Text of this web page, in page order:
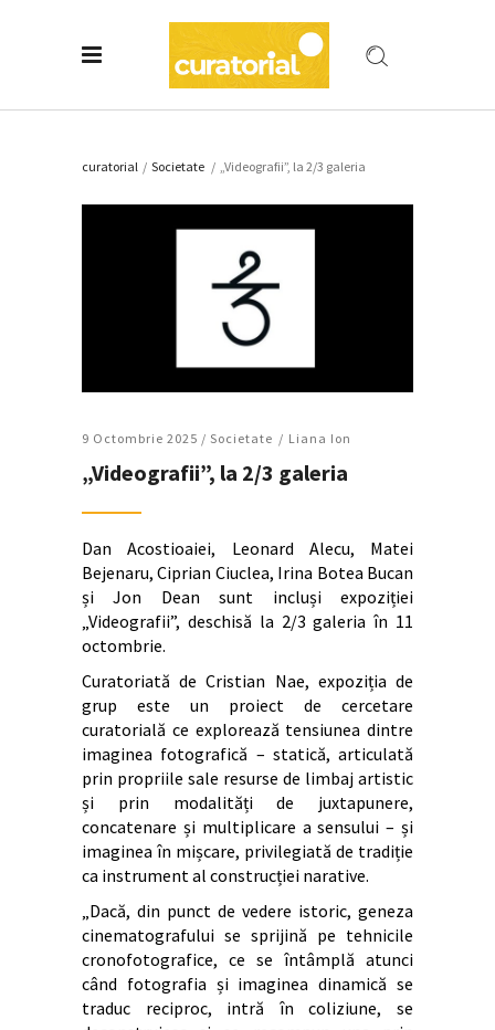
curatorial / Societate / „Videografii”, la 2/3 galeria
9 Octombrie 2025 / Societate Liana Ion
„Videografii”, la 2/3 galeria
Dan Acostioaiei, Leonard Alecu, Matei
Bejenaru, Ciprian Ciuclea, Irina Botea Bucan
și Jon Dean sunt incluși expoziției
„Videografii”, deschisă la 2/3 galeria în 11
octombrie.
Curatoriată de Cristian Nae, expoziția de
grup este un proiect de cercetare
curatorială ce explorează tensiunea dintre
imaginea fotografică – statică, articulată
prin propriile sale resurse de limbaj artistic
și prin modalități de juxtapunere,
concatenare și multiplicare a sensului – și
imaginea în mișcare, privilegiată de tradiție
ca instrument al construcției narative.
„Dacă, din punct de vedere istoric, geneza
cinematografului se sprijină pe tehnicile
cronofotografice, ce se întâmplă atunci
când fotografia și imaginea dinamică se
traduc reciproc, intră în coliziune, se